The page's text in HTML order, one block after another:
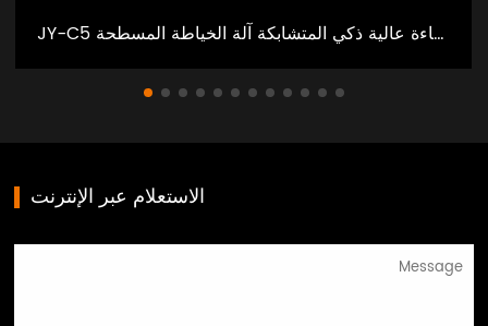
JY-C5 كفاءة عالية ذكي المتشابكة آلة الخياطة المسطحة
الاستعلام عبر الإنترنت